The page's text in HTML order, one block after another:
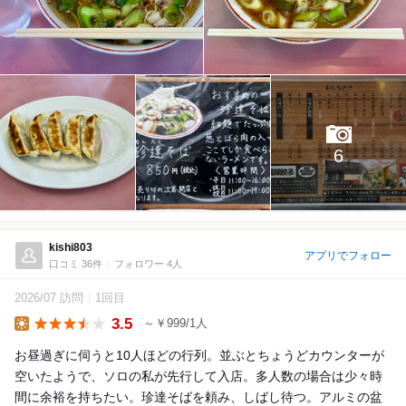
6
kishi803
口コミ 36件 フォロワー 4人
アプリでフォロー
2026/07 訪問 1回目
3.5 ～￥999/1人
お昼過ぎに伺うと10人ほどの行列。並ぶとちょうどカウンターが
空いたようで、ソロの私が先行して入店。多人数の場合は少々時
間に余裕を持ちたい。珍達そばを頼み、しばし待つ。アルミの盆